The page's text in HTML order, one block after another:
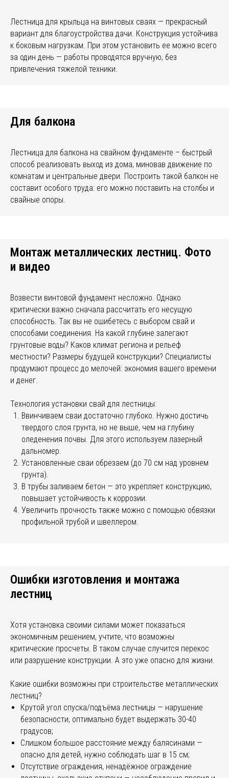
Лестница для крыльца на винтовых сваях — прекрасный
вариант для благоустройства дачи. Конструкция устойчива
к боковым нагрузкам. При этом установить ее можно всего
за один день — работы проводятся вручную, без
привлечения тяжелой техники.
Для балкона
Лестница для балкона на свайном фундаменте – быстрый
способ реализовать выход из дома, миновав движение по
комнатам и центральные двери. Построить такой балкон не
составит особого труда: его можно поставить на столбы и
свайные опоры.
Монтаж металлических лестниц. Фото
и видео
Возвести винтовой фундамент несложно. Однако
критически важно сначала рассчитать его несущую
способность. Так вы не ошибетесь с выбором свай и
способами соединения. На какой глубине залегают
грунтовые воды? Каков климат региона и рельеф
местности? Размеры будущей конструкции? Специалисты
продумают процесс до мелочей: экономия вашего времени
и денег.
Технология установки свай для лестницы:
Ввинчиваем сваи достаточно глубоко. Нужно достичь
твердого слоя грунта, но не выше, чем на глубину
оледенения почвы. Для этого используем лазерный
дальномер.
Установленные сваи обрезаем (до 70 см над уровнем
грунта).
В трубы заливаем бетон — это укрепляет конструкцию,
повышает устойчивость к коррозии.
Увеличить прочность также можно с помощью обвязки
профильной трубой и швеллером.
Ошибки изготовления и монтажа
лестниц
Хотя установка своими силами может показаться
экономичным решением, учтите, что возможны
критические просчеты. В таком случае случится перекос
или разрушение конструкции. А это уже опасно для жизни.
Какие ошибки возможны при строительстве металлических
лестниц?
Крутой угол спуска/подъёма лестницы — нарушение
безопасности, оптимально будет выдержать 30-40
градусов;
Слишком большое расстояние между балясинами —
опасно для детей, нужно соблюдать шаг в 15 см;
Отсутствие ограждения, ненадёжное ограждение